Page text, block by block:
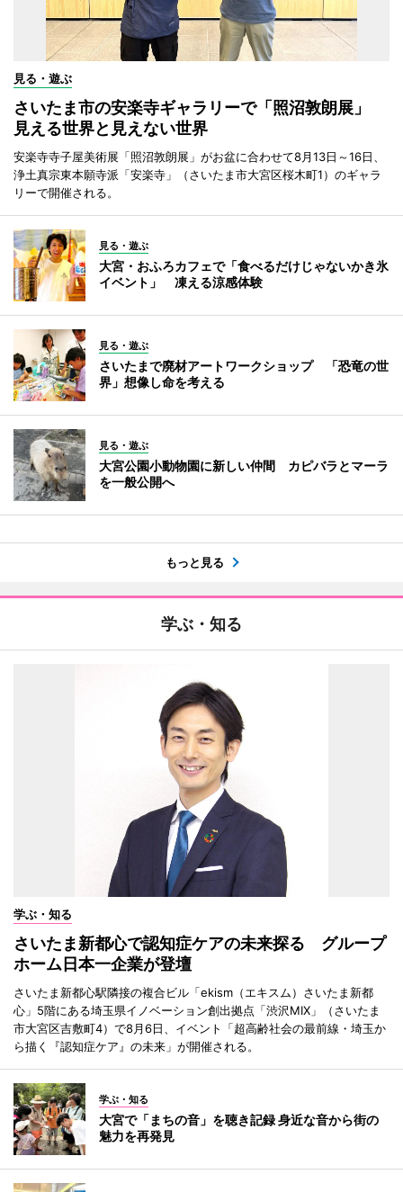
見る・遊ぶ
さいたま市の安楽寺ギャラリーで「照沼敦朗展」
見える世界と見えない世界
安楽寺寺子屋美術展「照沼敦朗展」がお盆に合わせて8月13日～16日、
浄土真宗東本願寺派「安楽寺」（さいたま市大宮区桜木町1）のギャラ
リーで開催される。
見る・遊ぶ
大宮・おふろカフェで「食べるだけじゃないかき氷
イベント」 凍える涼感体験
見る・遊ぶ
さいたまで廃材アートワークショップ 「恐竜の世
界」想像し命を考える
見る・遊ぶ
大宮公園小動物園に新しい仲間 カピバラとマーラ
を一般公開へ
もっと見る
学ぶ・知る
学ぶ・知る
さいたま新都心で認知症ケアの未来探る グループ
ホーム日本一企業が登壇
さいたま新都心駅隣接の複合ビル「ekism（エキスム）さいたま新都
心」5階にある埼玉県イノベーション創出拠点「渋沢MIX」（さいたま
市大宮区吉敷町4）で8月6日、イベント「超高齢社会の最前線・埼玉か
ら描く『認知症ケア』の未来」が開催される。
学ぶ・知る
大宮で「まちの音」を聴き記録 身近な音から街の
魅力を再発見